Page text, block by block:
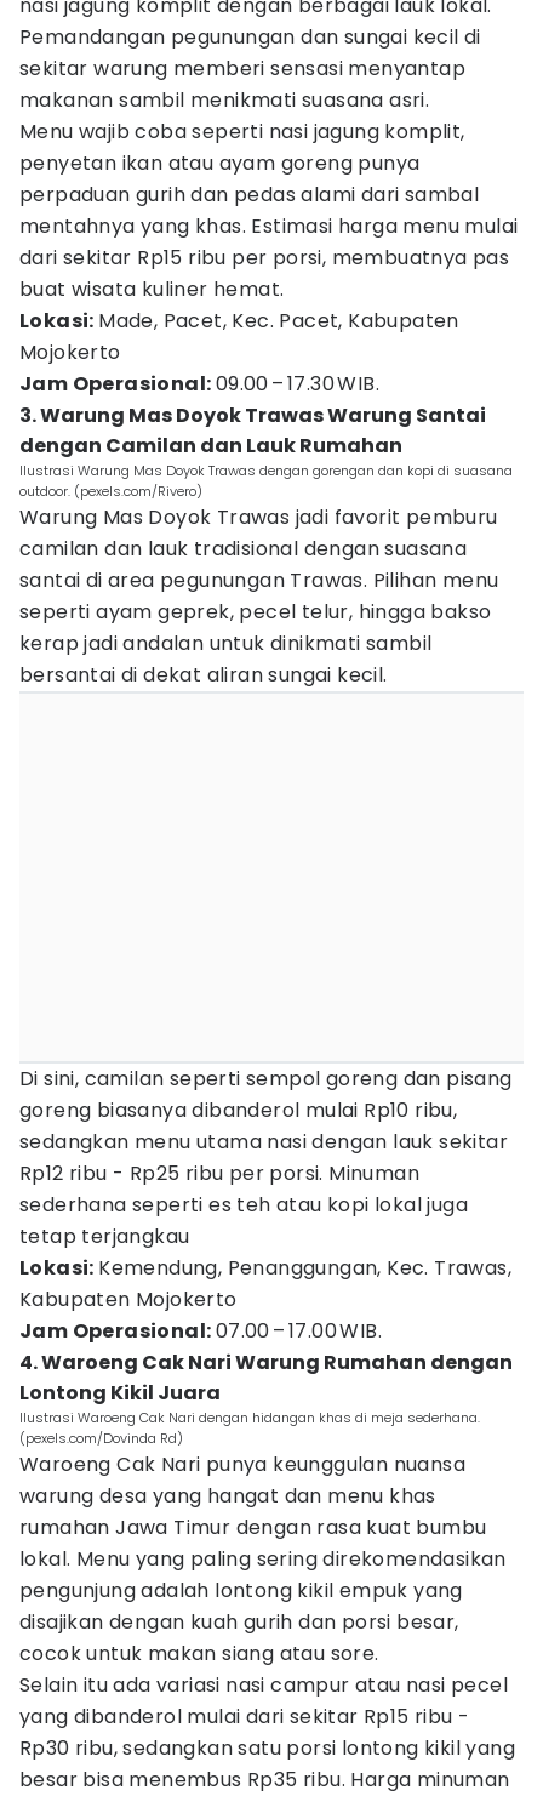
Pemandangan pegunungan dan sungai kecil di
sekitar warung memberi sensasi menyantap
makanan sambil menikmati suasana asri.
Menu wajib coba seperti nasi jagung komplit,
penyetan ikan atau ayam goreng punya
perpaduan gurih dan pedas alami dari sambal
mentahnya yang khas. Estimasi harga menu mulai
dari sekitar Rp15 ribu per porsi, membuatnya pas
buat wisata kuliner hemat.
Lokasi: Made, Pacet, Kec. Pacet, Kabupaten
Mojokerto
Jam Operasional:09.00 – 17.30 WIB.
3. Warung Mas Doyok Trawas Warung Santai
dengan Camilan dan Lauk Rumahan
Ilustrasi Warung Mas Doyok Trawas dengan gorengan dan kopi di suasana
outdoor. (pexels.com/Rivero)
Warung Mas Doyok Trawas jadi favorit pemburu
camilan dan lauk tradisional dengan suasana
santai di area pegunungan Trawas. Pilihan menu
seperti ayam geprek, pecel telur, hingga bakso
kerap jadi andalan untuk dinikmati sambil
bersantai di dekat aliran sungai kecil.
Di sini, camilan seperti sempol goreng dan pisang
goreng biasanya dibanderol mulai Rp10 ribu,
sedangkan menu utama nasi dengan lauk sekitar
Rp12 ribu - Rp25 ribu per porsi. Minuman
sederhana seperti es teh atau kopi lokal juga
tetap terjangkau
Lokasi: Kemendung, Penanggungan, Kec. Trawas,
Kabupaten Mojokerto
Jam Operasional:07.00 – 17.00 WIB.
4. Waroeng Cak Nari Warung Rumahan dengan
Lontong Kikil Juara
Ilustrasi Waroeng Cak Nari dengan hidangan khas di meja sederhana.
(pexels.com/Dovinda Rd)
Waroeng Cak Nari punya keunggulan nuansa
warung desa yang hangat dan menu khas
rumahan Jawa Timur dengan rasa kuat bumbu
lokal. Menu yang paling sering direkomendasikan
pengunjung adalah lontong kikil empuk yang
disajikan dengan kuah gurih dan porsi besar,
cocok untuk makan siang atau sore.
Selain itu ada variasi nasi campur atau nasi pecel
yang dibanderol mulai dari sekitar Rp15 ribu -
Rp30 ribu, sedangkan satu porsi lontong kikil yang
besar bisa menembus Rp35 ribu. Harga minuman